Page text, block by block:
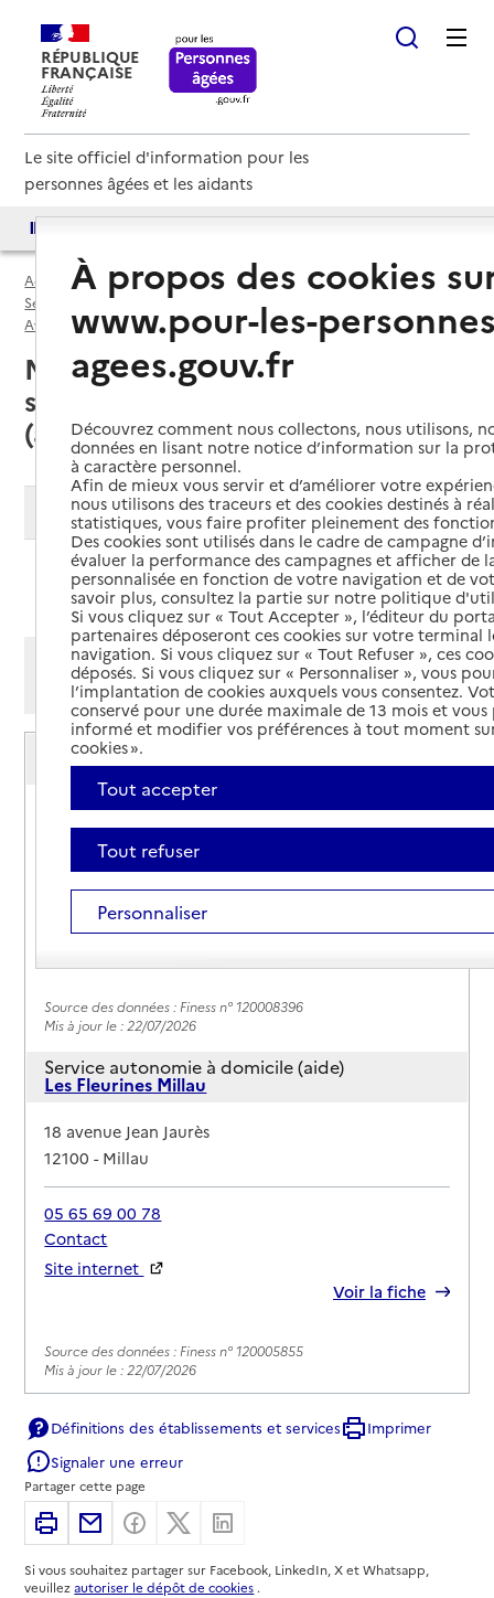
RÉPUBLIQUE
FRANÇAISE
Le site officiel d'information pour les
personnes âgées et les aidants
Accueil
Espace annuaire
Services autonomie à domicile (aide) par département
Aveyron (12)
Service autonomie à domicile (aide)
Millau (12100) : liste des 4
services autonomie à domicile
(aide)
Modifier ma recherche
Ajouter cette recherche aux favoris
Afficher les résultats par:
Mode liste
Mode carte
Service autonomie à domicile (aide)
Famill'o services
Adresse
12 boulevard Émile Lauret
-Millau
06 12 88 18 56
Contact
Source des données : Finess n° 120008396
Mis à jour le : 22/07/2026
Service autonomie à domicile (aide)
Les Fleurines Millau
Adresse
18 avenue Jean Jaurès
12100-Millau
05 65 69 00 78
Contact
Site internet
Voir la fiche
Source des données : Finess n° 120005855
Mis à jour le : 22/07/2026
O2
Adresse
2 rue des Lilas
12100-Millau
Contact
Définitions des établissements et services
Imprimer
Signaler une erreur
Partager cette page
ImprimerPartager par email
Partager sur Facebook
Partager sur X
Si vous souhaitez partager sur Facebook, LinkedIn, X et Whatsapp,
veuillezautoriser le dépôt de cookies .
À propos des cookies
www.pour-les-
agees.gouv.fr
Découvrez comment nous collectons, nous utilisons,
données en lisant notre notice d’information sur la
à caractère personnel.
Afin de mieux vous servir et d’améliorer votre
nous utilisons des traceurs et des cookies destinés à
statistiques, vous faire profiter pleinement des
Des cookies sont utilisés dans le cadre de campagne
évaluer la performance des campagnes et afficher de
personnalisée en fonction de votre navigation et de
savoir plus, consultez la partie sur notre politique
Si vous cliquez sur « Tout Accepter », l’éditeur du
partenaires déposeront ces cookies sur votre terminal
navigation. Si vous cliquez sur « Tout Refuser », ces
déposés. Si vous cliquez sur « Personnaliser », vous
l’implantation de cookies auxquels vous consentez.
conservé pour une durée maximale de 13 mois et
informé et modifier vos préférences à tout moment
cookies ».
Tout accepter
Tout refuser
Personnaliser